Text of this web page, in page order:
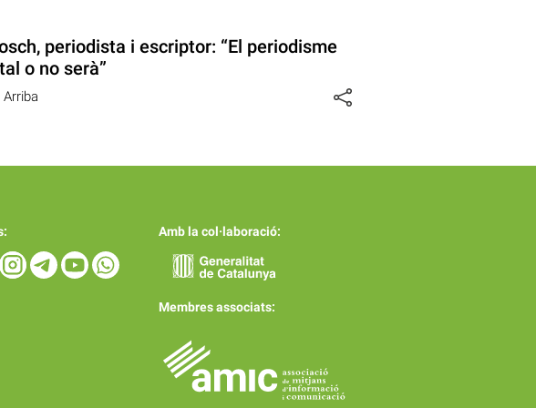
periodista i escriptor: “El periodisme
o no serà”
Amb la col·laboració:
Membres associats: